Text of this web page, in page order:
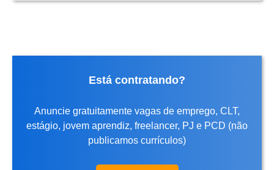
Está contratando?
Anuncie gratuitamente vagas de emprego, CLT,
estágio, jovem aprendiz, freelancer, PJ e PCD (não
publicamos currículos)